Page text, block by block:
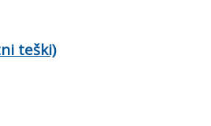
teški)